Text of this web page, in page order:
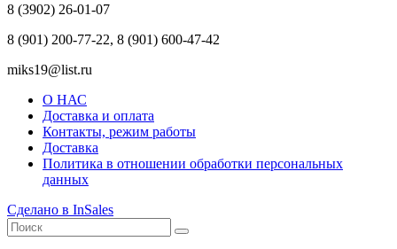
8 (3902) 26-01-07
8 (901) 200-77-22, 8 (901) 600-47-42
miks19@list.ru
О НАС
Доставка и оплата
Контакты, режим работы
Доставка
Политика в отношении обработки персональных
данных
Сделано в InSales